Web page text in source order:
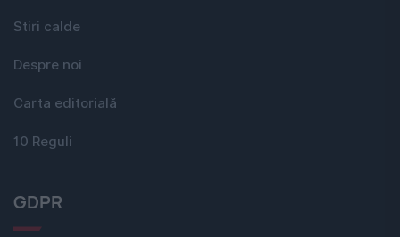
Stiri calde
Despre noi
Carta editorială
10 Reguli
GDPR